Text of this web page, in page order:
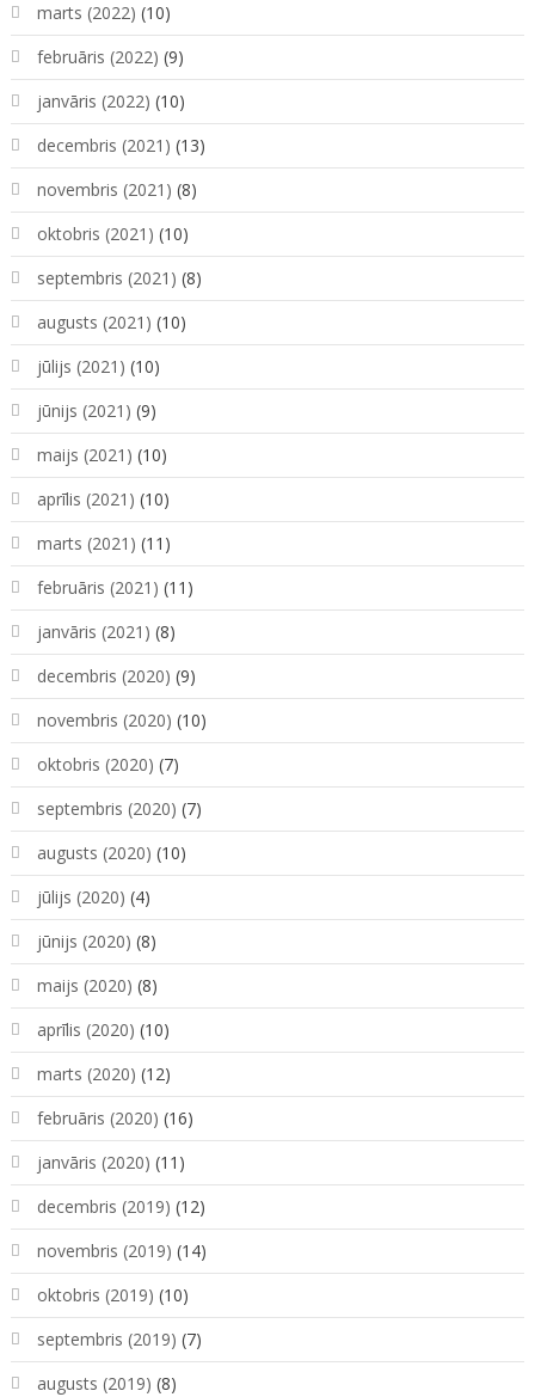
marts (2022) (10)
februāris (2022) (9)
janvāris (2022) (10)
decembris (2021) (13)
novembris (2021) (8)
oktobris (2021) (10)
septembris (2021) (8)
augusts (2021) (10)
jūlijs (2021) (10)
jūnijs (2021) (9)
maijs (2021) (10)
aprīlis (2021) (10)
marts (2021) (11)
februāris (2021) (11)
janvāris (2021) (8)
decembris (2020) (9)
novembris (2020) (10)
oktobris (2020) (7)
septembris (2020) (7)
augusts (2020) (10)
jūlijs (2020) (4)
jūnijs (2020) (8)
maijs (2020) (8)
aprīlis (2020) (10)
marts (2020) (12)
februāris (2020) (16)
janvāris (2020) (11)
decembris (2019) (12)
novembris (2019) (14)
oktobris (2019) (10)
septembris (2019) (7)
augusts (2019) (8)